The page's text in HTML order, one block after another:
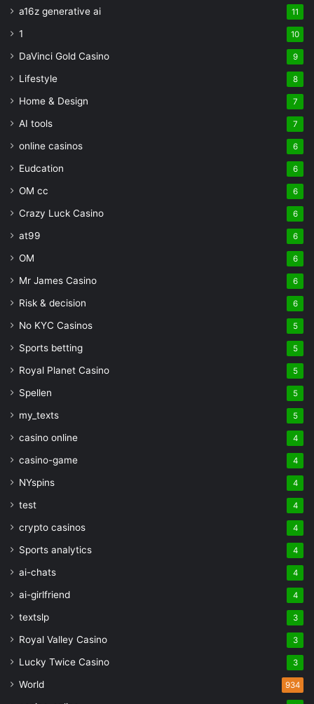
a16z generative ai 11
1 10
DaVinci Gold Casino 9
Lifestyle 8
Home & Design 7
AI tools 7
online casinos 6
Eudcation 6
OM cc 6
Crazy Luck Casino 6
at99 6
OM 6
Mr James Casino 6
Risk & decision 6
No KYC Casinos 5
Sports betting 5
Royal Planet Casino 5
Spellen 5
my_texts 5
casino online 4
casino-game 4
NYspins 4
test 4
crypto casinos 4
Sports analytics 4
ai-chats 4
ai-girlfriend 4
textslp 3
Royal Valley Casino 3
Lucky Twice Casino 3
World 934